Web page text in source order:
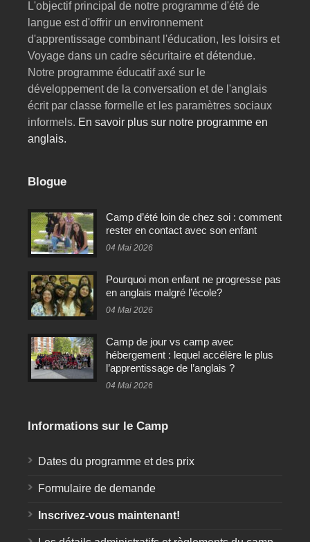
L'objectif principal de notre programme d'été de
langue est d'offrir un environnement
d'apprentissage combinant l'éducation, les loisirs et
Voyage dans un cadre sécuritaire et détendue.
Notre programme éducatif axé sur le
développement de la conversation et de l'anglais
écrit par classe formelle et les paramètres sociaux
informels. En savoir plus sur notre programme en
anglais.
Blogue
Camp d’été loin de chez soi : comment
rester en contact avec son enfant
04 Mai 2026
Pourquoi mon enfant ne progresse pas
en anglais malgré l’école?
04 Mai 2026
Camp de jour vs camp avec
hébergement : lequel accélère le plus
l’apprentissage de l’anglais ?
04 Mai 2026
Informations sur le Camp
Dates du programme et des prix
Formulaire de demande
Inscrivez-vous maintenant!